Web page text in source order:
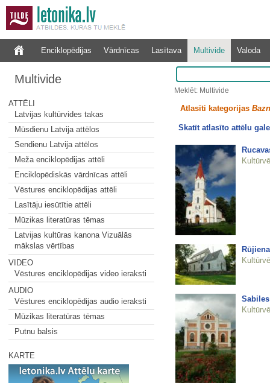
Enciklopēdijas Vārdnīcas Lasītava Multivide Valoda
Multivide
ATTĒLI
Latvijas kultūrvides takas
Mūsdienu Latvija attēlos
Sendienu Latvija attēlos
Meža enciklopēdijas attēli
Enciklopēdiskās vārdnīcas attēli
Vēstures enciklopēdijas attēli
Lasītāju iesūtītie attēli
Mūzikas literatūras tēmas
Latvijas kultūras kanona Vizuālās
mākslas vērtības
VIDEO
Vēstures enciklopēdijas video ieraksti
AUDIO
Vēstures enciklopēdijas audio ieraksti
Mūzikas literatūras tēmas
Putnu balsis
KARTE
Meklēt: Multivide
Atlasīti kategorijas
Skatīt atlasīto attēlu